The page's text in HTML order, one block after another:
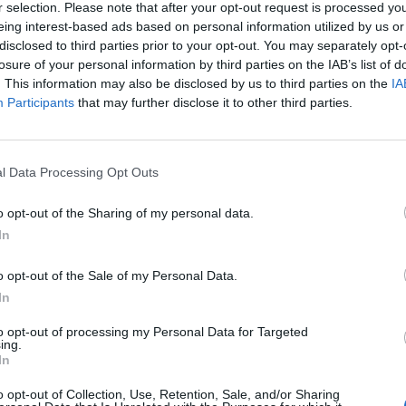
selection. Please note that after your opt-out request is processed
interest-based ads based on personal information utilized by us
to third parties prior to your opt-out. You may separately
of your personal information by third parties on the IAB’s list of
This information may also be disclosed by us to third parties on the
Participants that may further disclose it to other third parties.
Data Processing Opt Outs
opt-out of the Sharing of my personal data.
opt-out of the Sale of my Personal Data.
opt-out of processing my Personal Data for Targeted
opt-out of Collection, Use, Retention, Sale, and/or Sharing
clubes”, ha asegurado el máximo dirigente rojiblanco.
Gil Marín, ha reconocido la dependencia económica
de las competiciones: “Más de un 50% de
de la gestión de ingresos que hace LaLiga y
en el ecosistema del fútbol. “Tenemos que
solicitado.
dirigente español ha loado el trabajo de Uefa con
encontrar el balance correcto entre los grandes
ha reconocido que, “cuando nos invitaron
a estar en esa mesa?
Por todo lo logrado en la
tardaron 48 horas en desmarcarse de la nueva
darse cuenta de que “el fútbol tradicional es
y percibir también el rechazo de nuestra masa